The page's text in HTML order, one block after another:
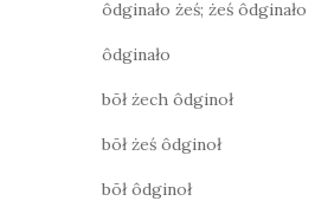
ôdginało żeś; żeś ôdginało
ôdginało
bōł żech ôdginoł
bōł żeś ôdginoł
bōł ôdginoł